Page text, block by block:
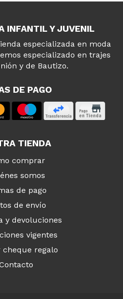
INFANTIL Y JUVENIL
especializada en moda
especializado en trajes
y de Bautizo.
DE PAGO
TIENDA
comprar
somos
de pago
de envío
y devoluciones
vigentes
cheque regalo